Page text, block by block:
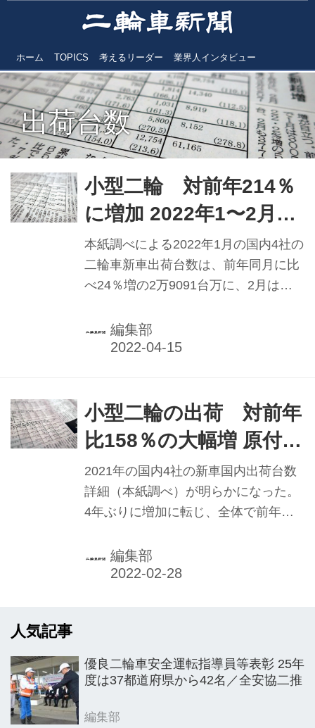
ホーム TOPICS 考えるリーダー 業界人インタビュー
出荷台数
小型二輪 対前年214％
に増加 2022年1〜2月
国内4社の二輪車出荷台
数
本紙調べによる2022年1月の国内4社の
二輪車新車出荷台数は、前年同月に比
べ24％増の2万9091台万に、2月は同
から11カ月連続増となった。
編集部
小型二輪の出荷 対前年
比158％の大幅増 原付二
種は13年ぶりに12万台
レベル
2021年の国内4社の新車国内出荷台数
詳細（本紙調べ）が明らかになった。
4年ぶりに増加に転じ、全体で前年比5
と、大幅に伸長した。特に目立ったの
が小型二輪で、21年は1999年の5万
染拡大の影響で20年は出荷減となった
ものの、密を避けるモビリティとして
が、前年対比で大きく回復した。09年
編集部
人気記事
優良二輪車安全運転指導員等表彰 25年
度は37都道府県から42名／全安協二推
編集部